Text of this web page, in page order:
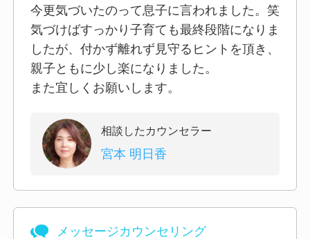
今更気づいたのって息子に言われました。笑
気づけばすっかり子育ても最終段階になりま
したが、付かず離れず見守るヒントを頂き、
親子ともに少し楽になりました。
また宜しくお願いします。
相談したカウンセラー
宮本 明日香
メッセージカウンセリング